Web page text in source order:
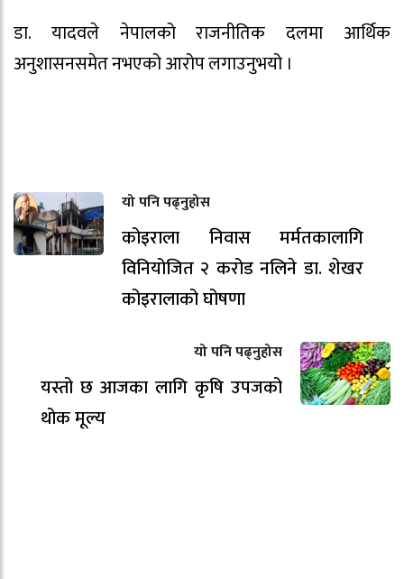
डा. यादवले नेपालको राजनीतिक दलमा आर्थिक
अनुशासनसमेत नभएको आरोप लगाउनुभयो ।
यो पनि पढ्नुहोस
कोइराला निवास मर्मतकालागि
विनियोजित २ करोड नलिने डा. शेखर
कोइरालाको घोषणा
यो पनि पढ्नुहोस
यस्तो छ आजका लागि कृषि उपजको
थोक मूल्य